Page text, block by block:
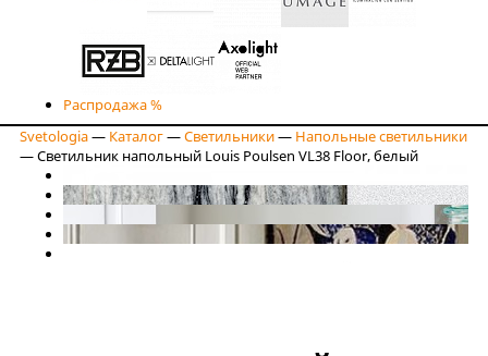
Распродажа %
Svetologia— Каталог—Светильники— Напольные светильники
—Светильник напольный Louis Poulsen VL38 Floor, белый